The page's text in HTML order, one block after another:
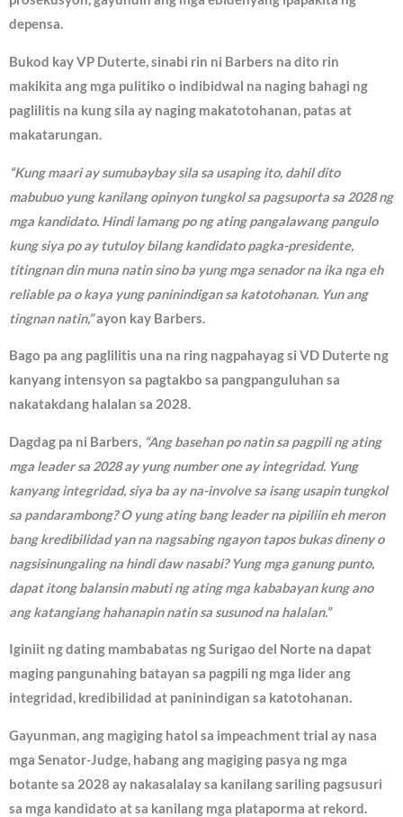
depensa.
Bukod kay VP Duterte, sinabi rin ni Barbers na dito rin
makikita ang mga pulitiko o indibidwal na naging bahagi ng
paglilitis na kung sila ay naging makatotohanan, patas at
makatarungan.
“Kung maari ay sumubaybay sila sa usaping ito, dahil dito
mabubuo yung kanilang opinyon tungkol sa pagsuporta sa 2028 ng
mga kandidato. Hindi lamang po ng ating pangalawang pangulo
kung siya po ay tutuloy bilang kandidato pagka-presidente,
titingnan din muna natin sino ba yung mga senador na ika nga eh
reliable pa o kaya yung paninindigan sa katotohanan. Yun ang
tingnan natin,”ayon kay Barbers.
Bago pa ang paglilitis una na ring nagpahayag si VD Duterte ng
kanyang intensyon sa pagtakbo sa pangpanguluhan sa
nakatakdang halalan sa 2028.
Dagdag pa ni Barbers, “Ang basehan po natin sa pagpili ng ating
mga leader sa 2028 ay yung number one ay integridad. Yung
kanyang integridad, siya ba ay na-involve sa isang usapin tungkol
sa pandarambong? O yung ating bang leader na pipiliin eh meron
bang kredibilidad yan na nagsabing ngayon tapos bukas dineny o
nagsisinungaling na hindi daw nasabi? Yung mga ganung punto,
dapat itong balansin mabuti ng ating mga kababayan kung ano
ang katangiang hahanapin natin sa susunod na halalan.”
Iginiit ng dating mambabatas ng Surigao del Norte na dapat
maging pangunahing batayan sa pagpili ng mga lider ang
integridad, kredibilidad at paninindigan sa katotohanan.
Gayunman, ang magiging hatol sa impeachment trial ay nasa
mga Senator-Judge, habang ang magiging pasya ng mga
botante sa 2028 ay nakasalalay sa kanilang sariling pagsusuri
sa mga kandidato at sa kanilang mga plataporma at rekord.